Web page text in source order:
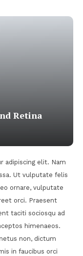
Retina
adipiscing elit. Nam
Ut vulputate felis
ornare, vulputate
orci. Praesent
taciti sociosqu ad
himenaeos.
non, dictum
in faucibus orci